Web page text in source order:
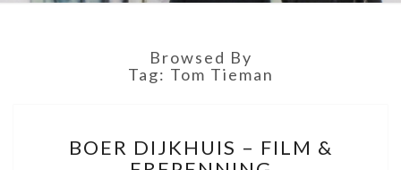
Browsed By
Tag: Tom Tieman
O
BOER DIJKHUIS – FILM &